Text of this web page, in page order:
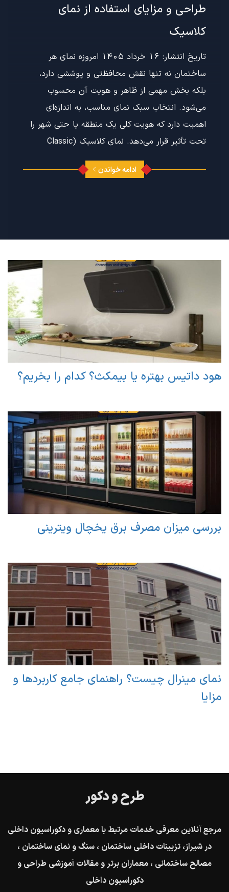
طراحی و مزایای استفاده از نمای
کلاسیک
تاریخ انتشار: 16 خرداد 1405 امروزه نمای هر
ساختمان نه تنها نقش محافظتی و پوششی دارد،
بلکه بخش مهمی از ظاهر و هویت آن محسوب
می‌شود. انتخاب سبک نمای مناسب، به اندازه‌ای
اهمیت دارد که هویت کلی یک منطقه یا حتی شهر را
تحت تأثیر قرار می‌دهد. نمای کلاسیک (Classic
ادامه خواندن
هود داتیس بهتره یا بیمکث؟ کدام را بخریم؟
بررسی میزان مصرف برق یخچال ویترینی
نمای مینرال چیست؟ راهنمای جامع کاربردها و
مزایا
طرح و دکور
مرجع آنلاین معرفی خدمات مرتبط با معماری و دکوراسیون داخلی
در شیراز، تزیینات داخلی ساختمان ، سنگ و نمای ساختمان ،
مصالح ساختمانی ، معماران برتر و مقالات آموزشی طراحی و
دکوراسیون داخلی